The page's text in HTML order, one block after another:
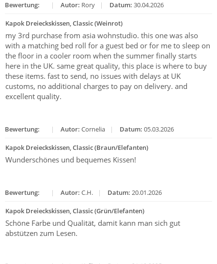
Bewertung: | Autor: Rory | Datum: 30.04.2026
Kapok Dreieckskissen, Classic (Weinrot)
my 3rd purchase from asia wohnstudio. this one was also
with a matching bed roll for a guest bed or for me to sleep on
the floor in a cooler room when the summer finally starts
here in the UK. same great quality, this place is where to buy
these items. fast to send, no issues with delays at UK
customs, no additional charges to pay on delivery. and
excellent quality.
Bewertung: | Autor: Cornelia | Datum: 05.03.2026
Kapok Dreieckskissen, Classic (Braun/Elefanten)
Wunderschönes und bequemes Kissen!
Bewertung: | Autor: C.H. | Datum: 20.01.2026
Kapok Dreieckskissen, Classic (Grün/Elefanten)
Schöne Farbe und Qualität, damit kann man sich gut
abstützen zum Lesen.